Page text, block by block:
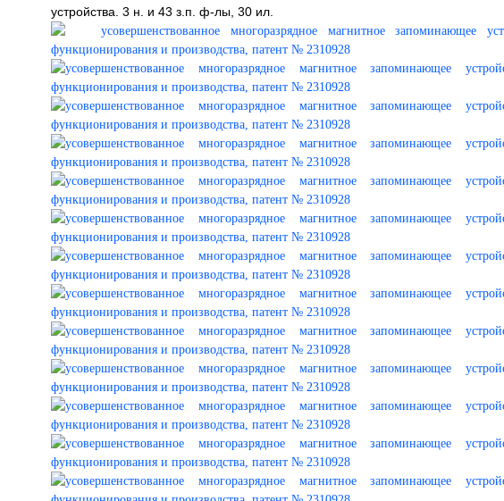
устройства. 3 н. и 43 з.п. ф-лы, 30 ил.